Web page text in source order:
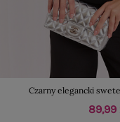
Czarny elegancki
89,99